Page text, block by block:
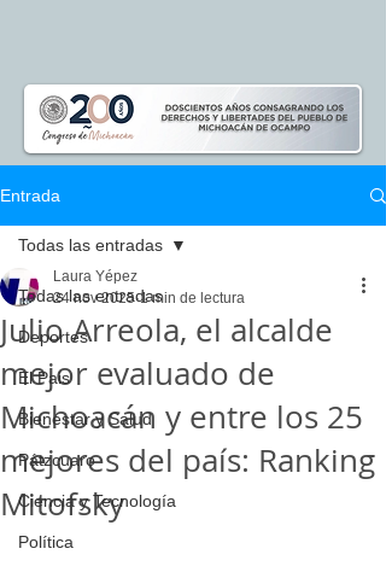
Entrada
Todas las entradas
Deportes
El Pais
Bienestar y Salud
Pátzcuaro
Ciencia y Tecnología
Política
Todas las entradas
Julio Arreola, el alcalde
mejor evaluado de
Michoacán y entre los 25
mejores del país: Ranking
Mitofsky
Laura Yépez
24 nov 2025 1 min de lectura